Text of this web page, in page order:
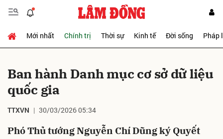
Mới nhất Chính trị Thời sự Kinh tế Đời sống Pháp
Ban hành Danh mục cơ sở dữ liệu
quốc gia
TTXVN 30/03/2026 05:34
Phó Thủ tướng Nguyễn Chí Dũng ký Quyết
Gửi bình luận